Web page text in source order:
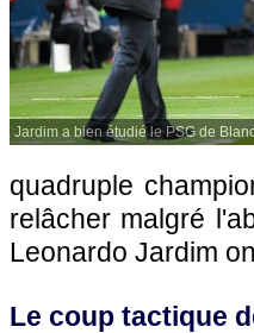
Jardim a bien étudié le PSG de
quadruple
relâcher malgré
Leonardo Jardim
Le coup tactique